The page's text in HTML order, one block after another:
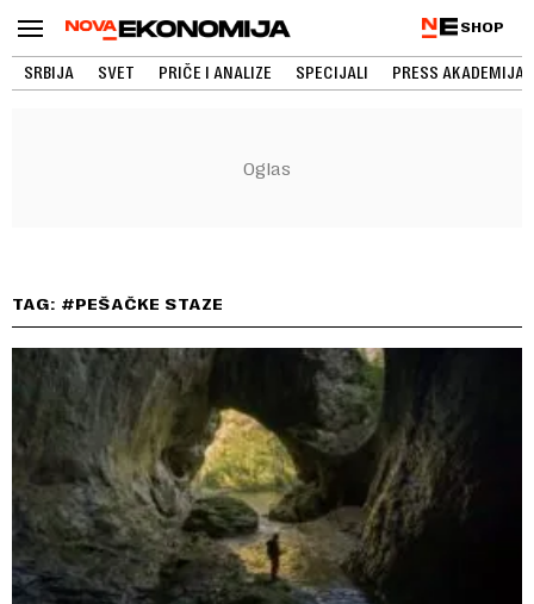
SHOP
SRBIJA SVET PRIČE I ANALIZE SPECIJALI PRESS AKADEMIJA
TAG: #PEŠAČKE STAZE